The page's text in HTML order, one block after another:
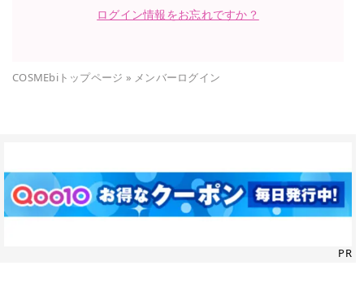
ログイン情報をお忘れですか？
COSMEbiトップページ » メンバーログイン
PR